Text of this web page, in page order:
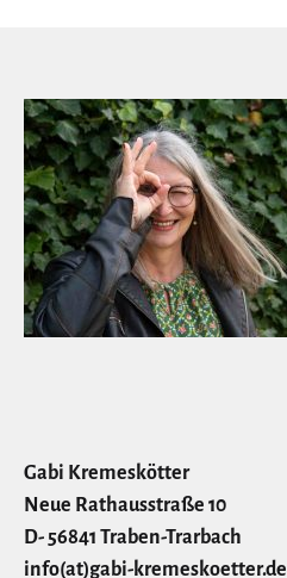
Gabi Kremeskötter
Neue Rathausstraße 10
D- 56841 Traben-Trarbach
info(at)gabi-kremeskoetter.de